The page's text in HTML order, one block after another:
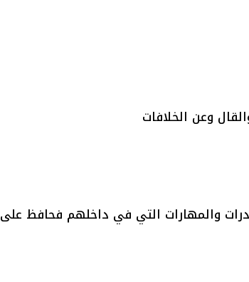
وعن الخلافات
والمهارات التي في داخلهم فحافظ على